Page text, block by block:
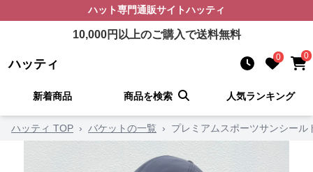
ハット専門通販サイトハッティ
10,000円以上のご購入で送料無料
ハッティ 0 0
新着商品 商品を検索 人気ランキング
ハッティ TOP › バケットの一覧 › プレミアムスポーツサンシール